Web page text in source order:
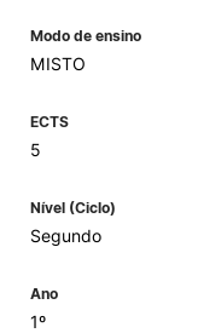
Modo de ensino
MISTO
ECTS
5
Nível (Ciclo)
Segundo
Ano
1º